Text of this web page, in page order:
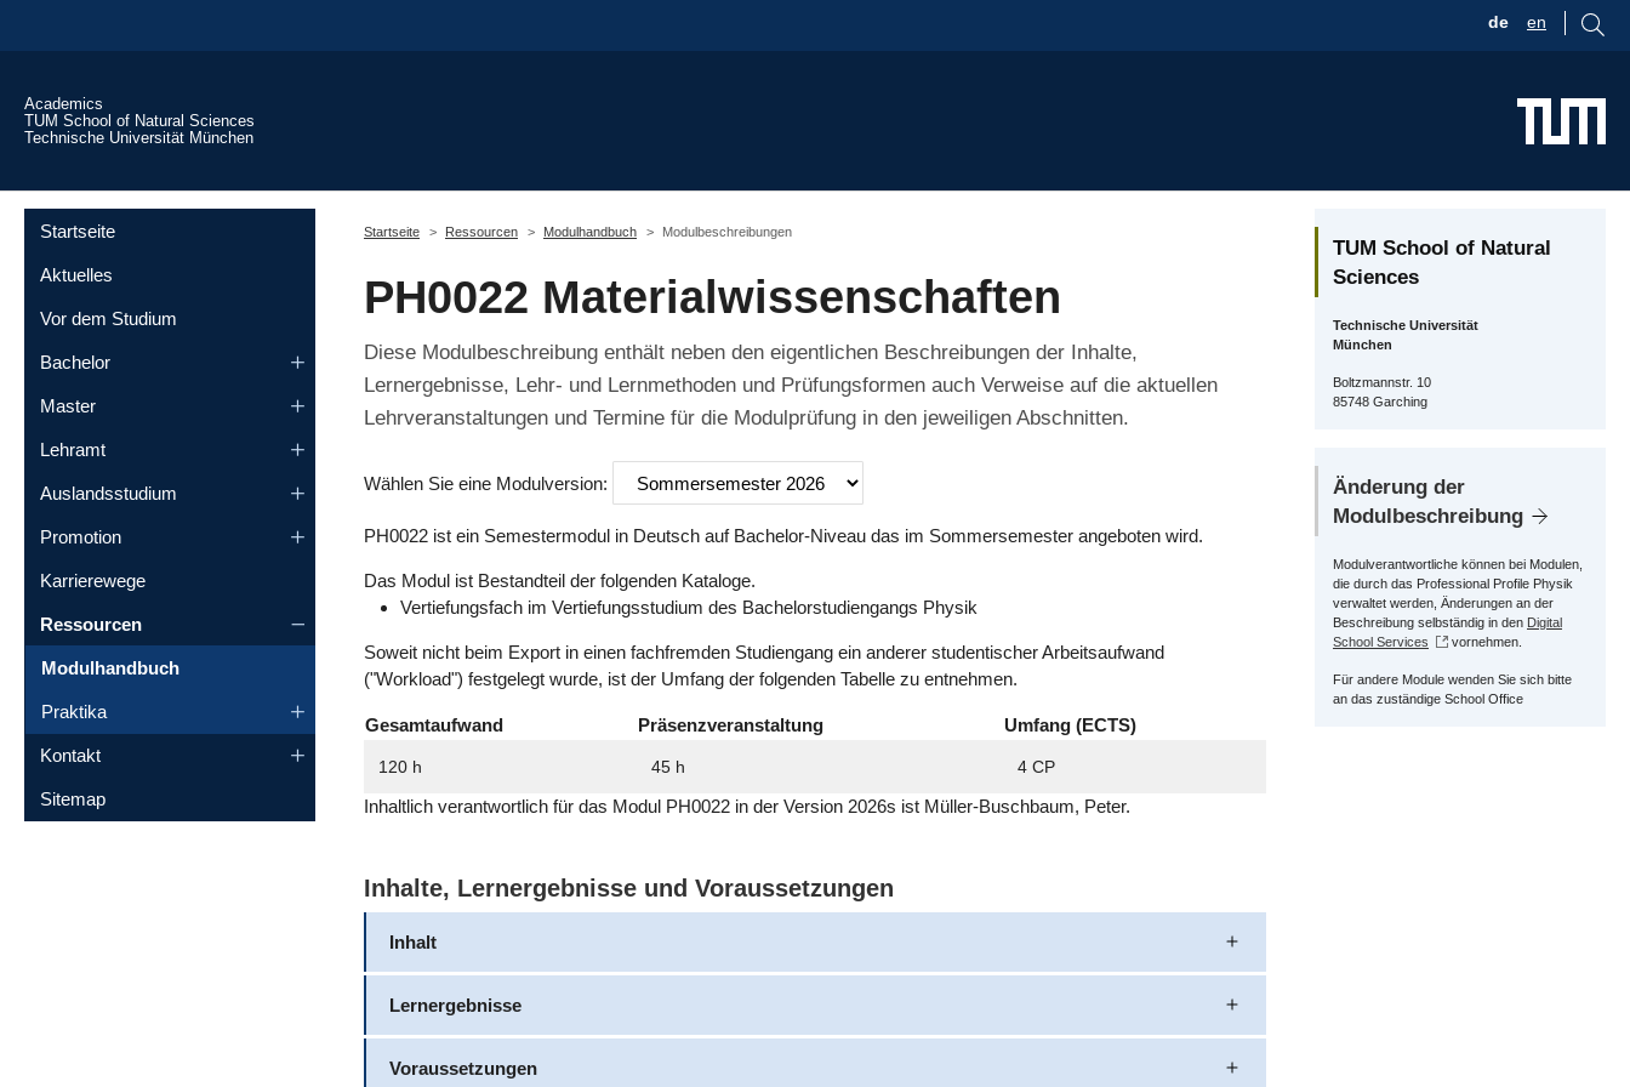
de en
Academics
TUM School of Natural Sciences
Technische Universität München
Startseite
Aktuelles
Vor dem Studium
Bachelor
Master
Lehramt
Auslandsstudium
Promotion
Karrierewege
Ressourcen
Modulhandbuch
Praktika
Kontakt
Sitemap
Startseite
Ressourcen Modulhandbuch Modulbeschreibungen
PH0022 Materialwissenschaften
Diese Modulbeschreibung enthält neben den eigentlichen Beschreibungen der Inhalte,
Lernergebnisse, Lehr- und Lernmethoden und Prüfungsformen auch Verweise auf die aktuellen
Lehrveranstaltungen und Termine für die Modulprüfung in den jeweiligen Abschnitten.
Wählen Sie eine Modulversion:
PH0022 ist ein Semestermodul in Deutsch auf Bachelor-Niveau das im Sommersemester angeboten wird.
Das Modul ist Bestandteil der folgenden Kataloge.
Vertiefungsfach im Vertiefungsstudium des Bachelorstudiengangs Physik
Soweit nicht beim Export in einen fachfremden Studiengang ein anderer studentischer Arbeitsaufwand
("Workload") festgelegt wurde, ist der Umfang der folgenden Tabelle zu entnehmen.
Gesamtaufwand Präsenzveranstaltung Umfang (ECTS)
120 h 45 h 4 CP
Inhaltlich verantwortlich für das Modul PH0022 in der Version 2026s ist Müller-Buschbaum, Peter.
Inhalte, Lernergebnisse und Voraussetzungen
Inhalt
Lernergebnisse
Voraussetzungen
TUM School of Natural
Sciences
Technische Universität
München
Boltzmannstr. 10
85748 Garching
Änderung der
Modulbeschreibung
Modulverantwortliche können bei Modulen,
die durch das Professional Profile Physik
verwaltet werden, Änderungen an der
Beschreibung selbständig in den Digital
School Services
vornehmen.
Für andere Module wenden Sie sich bitte
an das zuständige School Office